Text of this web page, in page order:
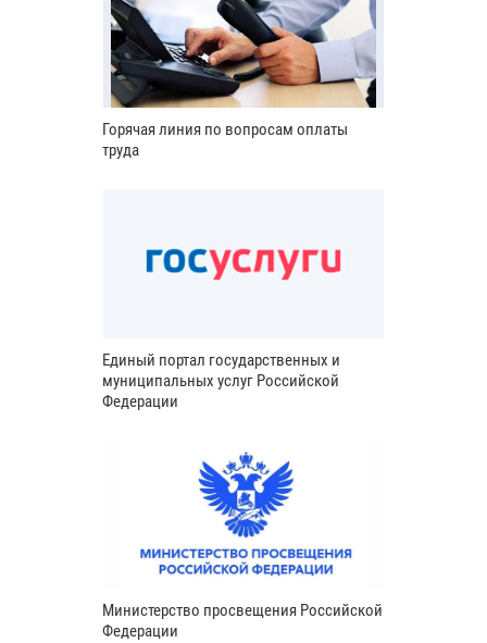
Горячая линия по вопросам оплаты
труда
Единый портал государственных и
муниципальных услуг Российской
Федерации
Министерство просвещения Российской
Федерации